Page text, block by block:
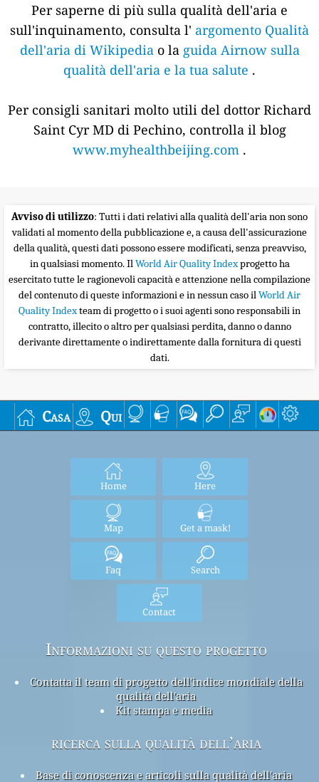
Per saperne di più sulla qualità dell'aria e
sull'inquinamento, consulta l' argomento Qualità
dell'aria di Wikipedia o la guida Airnow sulla
qualità dell'aria e la tua salute .
Per consigli sanitari molto utili del dottor Richard
Saint Cyr MD di Pechino, controlla il blog
www.myhealthbeijing.com .
Avviso di utilizzo: Tutti i dati relativi alla qualità dell'aria non sono
validati al momento della pubblicazione e, a causa dell'assicurazione
della qualità, questi dati possono essere modificati, senza preavviso,
in qualsiasi momento. IlWorld Air Quality Indexprogetto ha
esercitato tutte le ragionevoli capacità e attenzione nella compilazione
del contenuto di queste informazioni e in nessun caso ilWorld Air
Quality Indexteam di progetto o i suoi agenti sono responsabili in
contratto, illecito o altro per qualsiasi perdita, danno o danno
derivante direttamente o indirettamente dalla fornitura di questi
dati.
Casa Qui
Home Here
Map Get a mask!
Faq Search
Contact
Informazioni su questo progetto
Contatta il team di progetto dell'indice mondiale della
qualità dell'aria
Kit stampa e media
ricerca sulla qualità dell’aria
Base di conoscenza e articoli sulla qualità dell'aria